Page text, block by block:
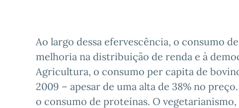
Ao largo dessa efervescência, o consumo
melhoria na distribuição de renda e à
Agricultura, o consumo per capita de
2009 – apesar de uma alta de 38% no
o consumo de proteínas. O